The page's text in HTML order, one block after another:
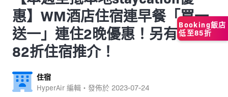
惠】WM酒店住宿連早餐「買一
送一」連住2晚優惠！另有低至
82折住宿推介！
住宿
HyperAir 編輯・發佈於 2023-07-24
Booking飯店
低至85折